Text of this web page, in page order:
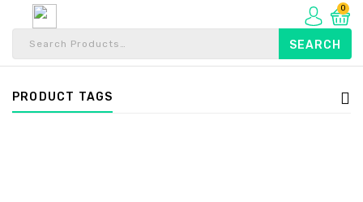
0
PRODUCT TAGS